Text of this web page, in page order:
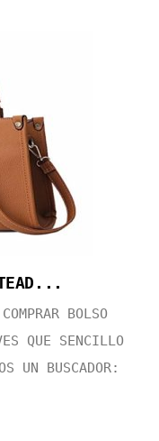
BOLSO
QUE SENCILLO
UN BUSCADOR: